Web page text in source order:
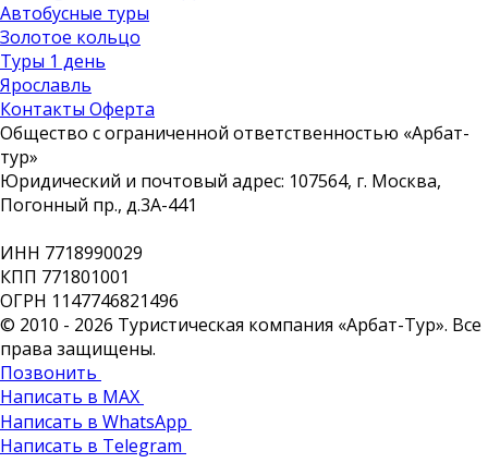
Автобусные туры
Золотое кольцо
Туры 1 день
Ярославль
Контакты Оферта
Общество с ограниченной ответственностью «Арбат-
тур»
Юридический и почтовый адрес: 107564, г. Москва,
Погонный пр., д.3А-441
ИНН 7718990029
КПП 771801001
ОГРН 1147746821496
© 2010 - 2026 Туристическая компания «Арбат-Тур». Все
права защищены.
Позвонить
Написать в MAX
Написать в WhatsApp
Написать в Telegram